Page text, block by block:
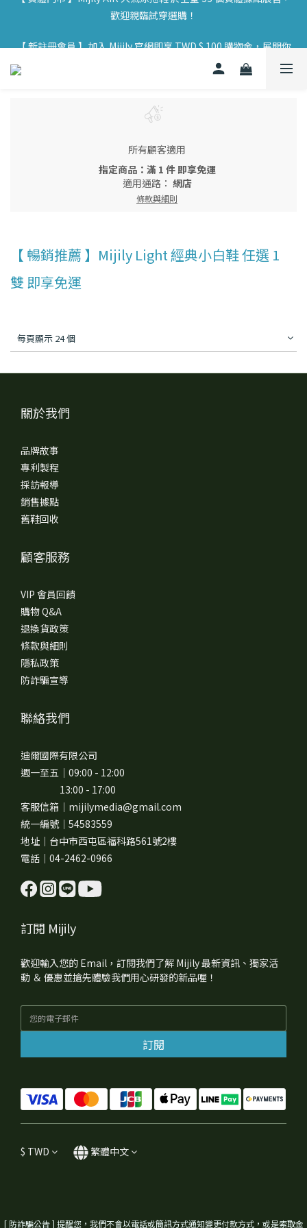
【 實體門市 】Mijily AIR 大氣涼拖鞋 於全臺 33 個實體據點展售，
歡迎親臨試穿選購！
【 新註冊會員 】加入 Mijily 官網即享 TWD $ 100 購物金，展開你
歡迎親臨試穿選購！
所有顧客適用
指定商品：滿 1 件 即享免運
適用通路： 網店
條款與細則
【 暢銷推薦 】Mijily Light 經典小白鞋 任選 1
雙 即享免運
每頁顯示 24 個
關於我們
品牌故事
專利製程
採訪報導
銷售據點
舊鞋回收
顧客服務
VIP 會員回饋
購物 Q&A
退換貨政策
條款與細則
隱私政策
防詐騙宣導
聯絡我們
迪爾國際有限公司
週一至五｜09:00 - 12:00
13:00 - 17:00
客服信箱｜mijilymedia@gmail.com
統一編號｜54583559
地址｜台中市西屯區福科路561號2樓
電話｜04-2462-0966
訂閱 Mijily
歡迎輸入您的 Email，訂閱我們了解 Mijily 最新資訊、獨家活
動 ＆ 優惠並搶先體驗我們用心研發的新品喔！
訂閱
$ TWD 繁體中文
[ 防詐騙公告 ] 提醒您，我們不會以電話或簡訊方式通知變更付款方式，或是索取金